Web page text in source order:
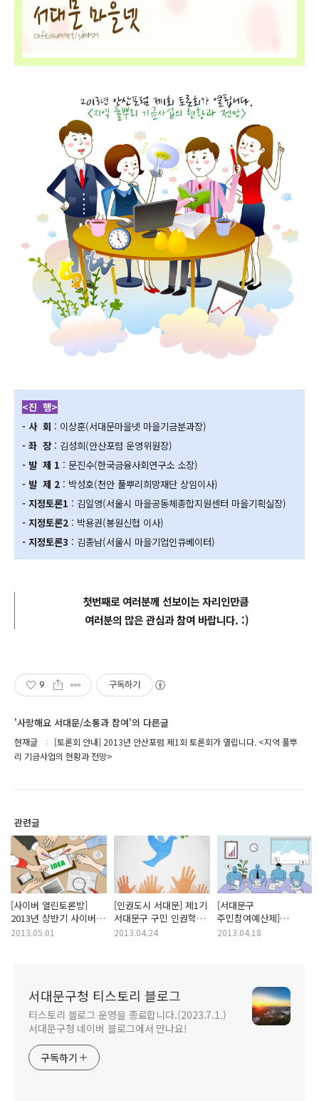
<진 행>
- 사 회 : 이상훈(서대문마을넷 마을기금분과장)
- 좌 장: 김성희(안산포럼 운영위원장)
- 발 제 1 : 문진수(한국금융사회연구소 소장)
- 발 제 2 : 박성호(천안 풀뿌리희망재단 상임이사)
- 지정토론1 : 김일영(서울시 마을공동체종합지원센터 마을기획실장)
- 지정토론2 : 박용권(봉원신협 이사)
- 지정토론3 : 김종남(서울시 마을기업인큐베이터)
첫번째로 여러분께 선보이는 자리인만큼
여러분의 많은 관심과 참여 바랍니다. :)
9 구독하기
'사랑해요 서대문/소통과 참여'의 다른글
현재글
[토론회 안내] 2013년 안산포럼 제1회 토론회가 열립니다. <지역 풀뿌
리 기금사업의 현황과 전망>
관련글
[사이버 열린토론방]
2013년 상반기 사이버
열린토론방 운영에 대해
2013.05.01
[인권도시 서대문] 제1기
서대문구 구민 인권학교
개강
2013.04.24
[서대문구
주민참여예산제]
서대문구
2013.04.18
서대문구청 티스토리 블로그
티스토리 블로그 운영을 종료합니다.(2023.7.1.)
서대문구청 네이버 블로그에서 만나요!
구독하기